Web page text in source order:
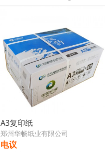
A3复印纸
郑州华畅纸业有限公司
电议